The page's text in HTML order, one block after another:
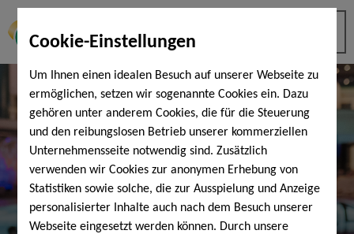
Cookie-Einstellungen
Um Ihnen einen idealen Besuch auf unserer Webseite zu
ermöglichen, setzen wir sogenannte Cookies ein. Dazu
gehören unter anderem Cookies, die für die Steuerung
und den reibungslosen Betrieb unserer kommerziellen
Unternehmensseite notwendig sind. Zusätzlich
verwenden wir Cookies zur anonymen Erhebung von
Statistiken sowie solche, die zur Ausspielung und Anzeige
personalisierter Inhalte auch nach dem Besuch unserer
Webseite eingesetzt werden können. Durch unsere